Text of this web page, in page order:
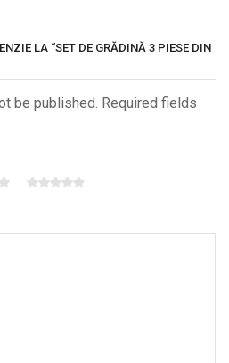
LA “SET DE GRĂDINĂ 3 PIESE DIN
be published. Required fields